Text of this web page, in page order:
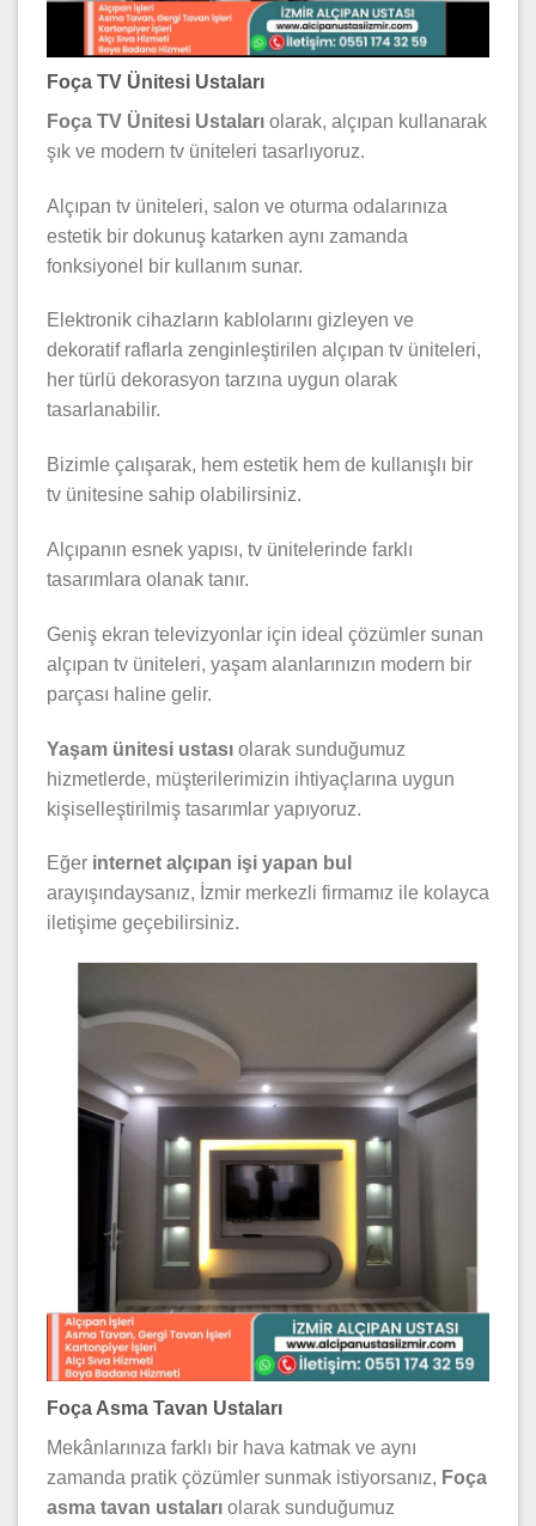
Foça TV Ünitesi Ustaları
Foça TV Ünitesi Ustaları olarak, alçıpan kullanarak
şık ve modern tv üniteleri tasarlıyoruz.
Alçıpan tv üniteleri, salon ve oturma odalarınıza
estetik bir dokunuş katarken aynı zamanda
fonksiyonel bir kullanım sunar.
Elektronik cihazların kablolarını gizleyen ve
dekoratif raflarla zenginleştirilen alçıpan tv üniteleri,
her türlü dekorasyon tarzına uygun olarak
tasarlanabilir.
Bizimle çalışarak, hem estetik hem de kullanışlı bir
tv ünitesine sahip olabilirsiniz.
Alçıpanın esnek yapısı, tv ünitelerinde farklı
tasarımlara olanak tanır.
Geniş ekran televizyonlar için ideal çözümler sunan
alçıpan tv üniteleri, yaşam alanlarınızın modern bir
parçası haline gelir.
Yaşam ünitesi ustası olarak sunduğumuz
hizmetlerde, müşterilerimizin ihtiyaçlarına uygun
kişiselleştirilmiş tasarımlar yapıyoruz.
Eğer internet alçıpan işi yapan bul
arayışındaysanız, İzmir merkezli firmamız ile kolayca
iletişime geçebilirsiniz.
Foça Asma Tavan Ustaları
Mekânlarınıza farklı bir hava katmak ve aynı
zamanda pratik çözümler sunmak istiyorsanız, Foça
asma tavan ustaları olarak sunduğumuz